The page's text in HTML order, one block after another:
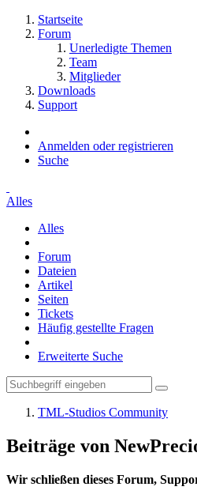
Startseite
Forum
Unerledigte Themen
Team
Mitglieder
Downloads
Support
Anmelden oder registrieren
Suche
Alles
Alles
Forum
Dateien
Artikel
Seiten
Tickets
Häufig gestellte Fragen
Erweiterte Suche
TML-Studios Community
Beiträge von
Wir schließen dieses Forum,